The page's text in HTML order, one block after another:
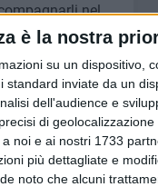
è la nostra
su un dispositivo,
inviate da un
dell'audience e
di
noi e ai nostri 1733
più dettagliate e
noto che alcuni
nel
che